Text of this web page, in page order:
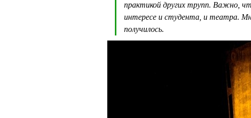
практикой других трупп. Важно,
интересе и студента, и театра.
получилось.